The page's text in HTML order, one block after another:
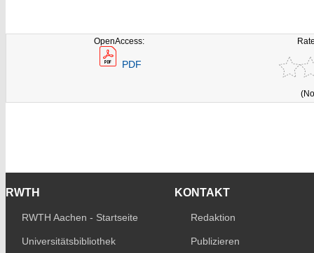
OpenAccess:
PDF
RWTH
RWTH Aachen - Startseite
Universitätsbibliothek
KONTAKT
Redaktion
Publizieren